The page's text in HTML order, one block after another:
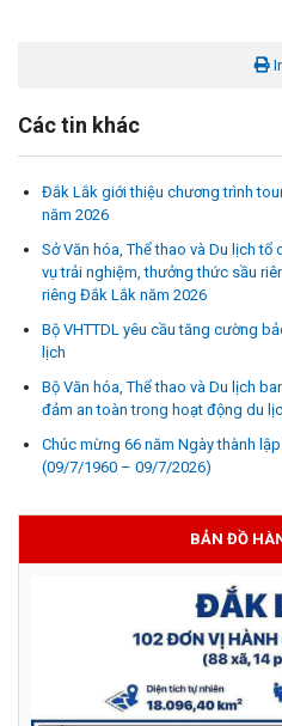
Các tin khác
Đắk Lắk giới thiệu chương trình
năm 2026
Sở Văn hóa, Thể thao và Du lịch
vụ trải nghiệm, thưởng thức sầu
riêng Đắk Lắk năm 2026
Bộ VHTTDL yêu cầu tăng cường
lịch
Bộ Văn hóa, Thể thao và Du lịch
đảm an toàn trong hoạt động du
Chúc mừng 66 năm Ngày thành
(09/7/1960 – 09/7/2026)
BẢN ĐỒ